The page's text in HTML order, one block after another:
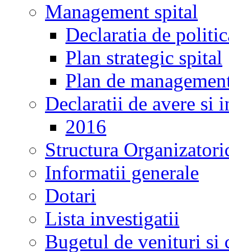
Management spital
Declaratia de
Plan strategic spital
Plan de
Declaratii de avere si
2016
Structura
Informatii generale
Dotari
Lista investigatii
Bugetul de venituri si